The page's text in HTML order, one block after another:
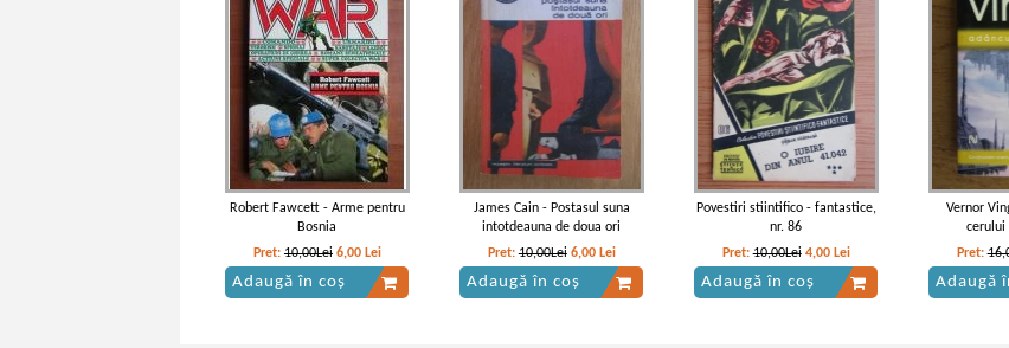
Robert Fawcett - Arme pentru
Bosnia
Pret: 10,00Lei 6,00 Lei
Adaugă în coș
James Cain - Postasul suna
intotdeauna de doua ori
Pret:10,00Lei 6,00 Lei
Adaugă în coș
Povestiri stiintifico - fantastice,
nr. 86
Pret:10,00Lei 4,00 Lei
Adaugă în coș
Vernor
cerului
Pret:
Adaugă